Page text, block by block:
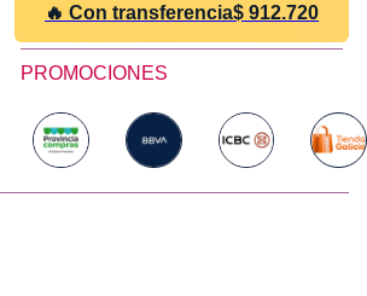
🔥 Con transferencia$ 912.720
PROMOCIONES